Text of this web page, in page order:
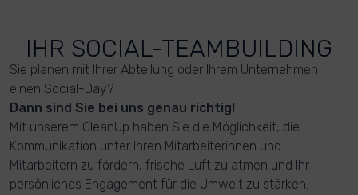
IHR SOCIAL-TEAMBUILDING
Sie planen mit Ihrer Abteilung oder Ihrem Unternehmen
einen Social-Day?
Dann sind Sie bei uns genau richtig!
Mit unserem CleanUp haben Sie die Möglichkeit, die
Kommunikation unter Ihren Mitarbeiterinnen und
Mitarbeitern zu fördern, frische Luft zu atmen und Ihr
persönliches Engagement für die Umwelt zu stärken.